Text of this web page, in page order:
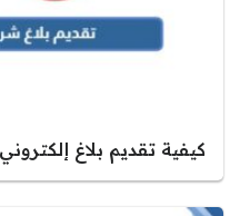
كيفية تقديم بلاغ